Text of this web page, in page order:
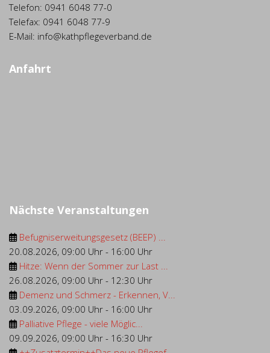
Telefon: 0941 6048 77-0
Telefax: 0941 6048 77-9
E-Mail: info@kathpflegeverband.de
Anfahrt
Nächste Veranstaltungen
Befugniserweitungsgesetz (BEEP) ...
20.08.2026, 09:00 Uhr - 16:00 Uhr
Hitze: Wenn der Sommer zur Last ...
26.08.2026, 09:00 Uhr - 12:30 Uhr
Demenz und Schmerz - Erkennen, V...
03.09.2026, 09:00 Uhr - 16:00 Uhr
Palliative Pflege - viele Möglic...
09.09.2026, 09:00 Uhr - 16:30 Uhr